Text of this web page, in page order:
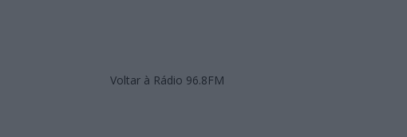
Voltar à Rádio 96.8FM